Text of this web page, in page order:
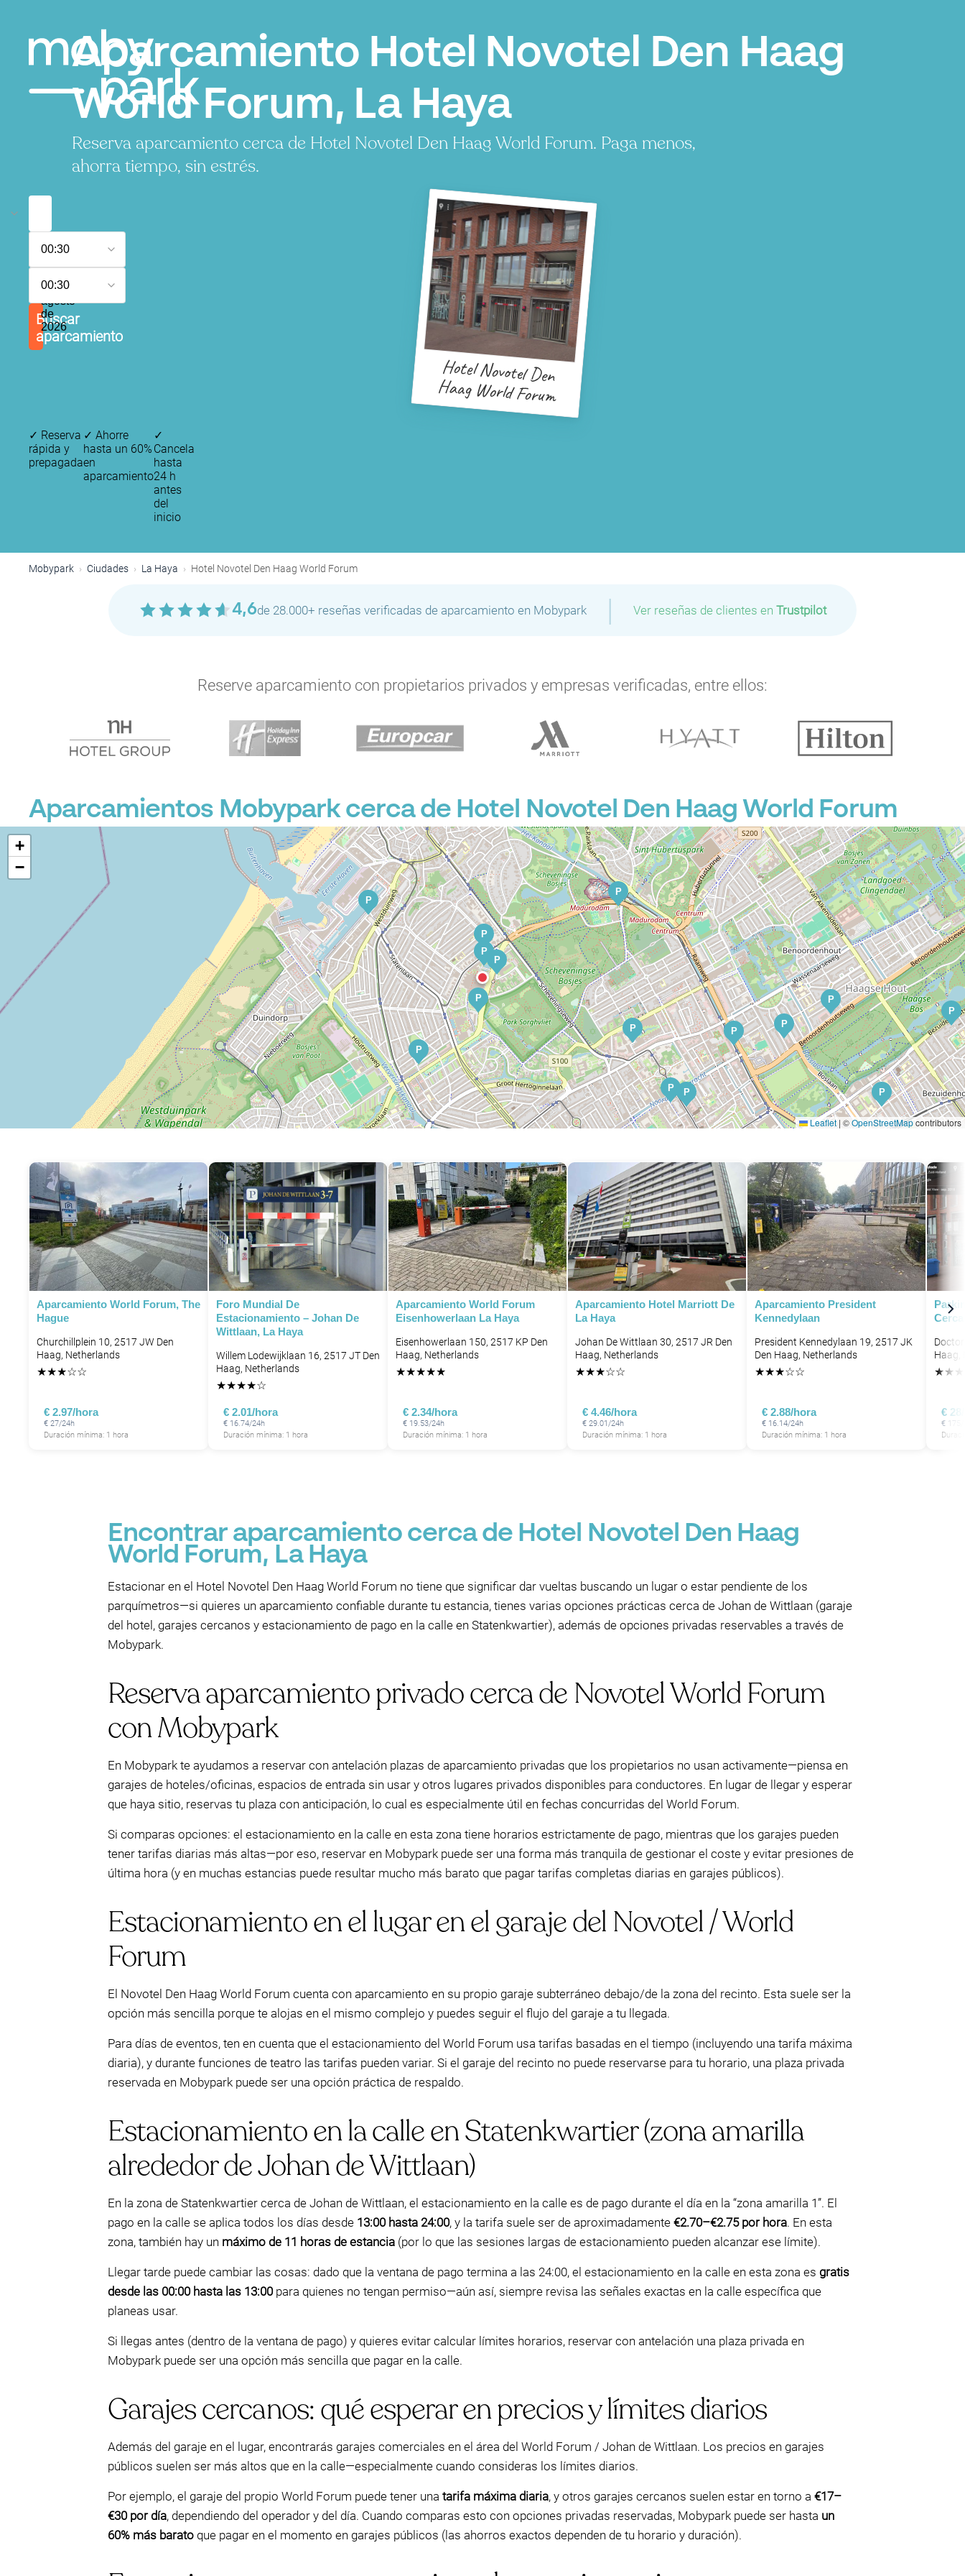
Aparcamiento Hotel Novotel Den Haag
World Forum, La Haya
Reserva aparcamiento cerca de Hotel Novotel Den Haag World Forum. Paga menos,
ahorra tiempo, sin estrés.
de
agosto
de
2026
00:30
de
agosto
de
2026
00:30
Buscar
aparcamiento
Hotel Novotel Den
Haag World Forum
✓ Reserva
rápida y
prepagada
✓ Ahorre
hasta un 60%
en
aparcamiento
✓
Cancela
hasta
24 h
antes
del
inicio
Mobypark Ciudades La Haya Hotel Novotel Den Haag World Forum
4,6de 28.000+ reseñas verificadas de aparcamiento en Mobypark | Ver reseñas de clientes en Trustpilot
Reserve aparcamiento con propietarios privados y empresas verificadas, entre ellos:
Aparcamientos Mobypark cerca de Hotel Novotel Den Haag World Forum
P
P
P
P
P
P
P
P
P
P P
P P
P
P
P
P
P
P
P
P
P
P
P
P
P
P
P
P
P
P
P
P
+
−
Leaflet | ©OpenStreetMapcontributors
Aparcamiento World Forum, The
Hague
Churchillplein 10, 2517 JW Den
Haag, Netherlands
★★★☆☆
€ 2.97/hora
€ 27/24h
Duración mínima: 1 hora
Foro Mundial De
Estacionamiento – Johan De
Wittlaan, La Haya
Willem Lodewijklaan 16, 2517 JT Den
Haag, Netherlands
★★★★☆
€ 2.01/hora
€ 16.74/24h
Duración mínima: 1 hora
Aparcamiento World Forum
Eisenhowerlaan La Haya
Eisenhowerlaan 150, 2517 KP Den
Haag, Netherlands
★★★★★
€ 2.34/hora
€ 19.53/24h
Duración mínima: 1 hora
Aparcamiento Hotel Marriott De
La Haya
Johan De Wittlaan 30, 2517 JR Den
Haag, Netherlands
★★★☆☆
€ 4.46/hora
€ 29.01/24h
Duración mínima: 1 hora
Aparcamiento President
Kennedylaan
President Kennedylaan 19, 2517 JK
Den Haag, Netherlands
★★★☆☆
€ 2.88/hora
€ 16.14/24h
Duración mínima: 1 hora
Haag,
★★ ★
€
€ 175/
Encontrar aparcamiento cerca de Hotel Novotel Den Haag
World Forum, La Haya
Estacionar en el Hotel Novotel Den Haag World Forum no tiene que significar dar vueltas buscando un lugar o estar pendiente de los
parquímetros—si quieres un aparcamiento confiable durante tu estancia, tienes varias opciones prácticas cerca de Johan de Wittlaan (garaje
del hotel, garajes cercanos y estacionamiento de pago en la calle en Statenkwartier), además de opciones privadas reservables a través de
Mobypark.
Reserva aparcamiento privado cerca de Novotel World Forum
con Mobypark
En Mobypark te ayudamos a reservar con antelación plazas de aparcamiento privadas que los propietarios no usan activamente—piensa en
garajes de hoteles/oficinas, espacios de entrada sin usar y otros lugares privados disponibles para conductores. En lugar de llegar y esperar
que haya sitio, reservas tu plaza con anticipación, lo cual es especialmente útil en fechas concurridas del World Forum.
Si comparas opciones: el estacionamiento en la calle en esta zona tiene horarios estrictamente de pago, mientras que los garajes pueden
tener tarifas diarias más altas—por eso, reservar en Mobypark puede ser una forma más tranquila de gestionar el coste y evitar presiones de
última hora (y en muchas estancias puede resultar mucho más barato que pagar tarifas completas diarias en garajes públicos).
Estacionamiento en el lugar en el garaje del Novotel / World
Forum
El Novotel Den Haag World Forum cuenta con aparcamiento en su propio garaje subterráneo debajo/de la zona del recinto. Esta suele ser la
opción más sencilla porque te alojas en el mismo complejo y puedes seguir el flujo del garaje a tu llegada.
Para días de eventos, ten en cuenta que el estacionamiento del World Forum usa tarifas basadas en el tiempo (incluyendo una tarifa máxima
diaria), y durante funciones de teatro las tarifas pueden variar. Si el garaje del recinto no puede reservarse para tu horario, una plaza privada
reservada en Mobypark puede ser una opción práctica de respaldo.
Estacionamiento en la calle en Statenkwartier (zona amarilla
alrededor de Johan de Wittlaan)
En la zona de Statenkwartier cerca de Johan de Wittlaan, el estacionamiento en la calle es de pago durante el día en la “zona amarilla 1”. El
pago en la calle se aplica todos los días desde 13:00 hasta 24:00, y la tarifa suele ser de aproximadamente €2.70–€2.75 por hora. En esta
zona, también hay un máximo de 11 horas de estancia (por lo que las sesiones largas de estacionamiento pueden alcanzar ese límite).
Llegar tarde puede cambiar las cosas: dado que la ventana de pago termina a las 24:00, el estacionamiento en la calle en esta zona es gratis
desde las 00:00 hasta las 13:00para quienes no tengan permiso—aún así, siempre revisa las señales exactas en la calle específica que
planeas usar.
Si llegas antes (dentro de la ventana de pago) y quieres evitar calcular límites horarios, reservar con antelación una plaza privada en
Mobypark puede ser una opción más sencilla que pagar en la calle.
Garajes cercanos: qué esperar en precios y límites diarios
Además del garaje en el lugar, encontrarás garajes comerciales en el área del World Forum / Johan de Wittlaan. Los precios en garajes
públicos suelen ser más altos que en la calle—especialmente cuando consideras los límites diarios.
Por ejemplo, el garaje del propio World Forum puede tener una tarifa máxima diaria, y otros garajes cercanos suelen estar en torno a €17–
€30 por día, dependiendo del operador y del día. Cuando comparas esto con opciones privadas reservadas, Mobypark puede ser hasta un
60% más barato que pagar en el momento en garajes públicos (las ahorros exactos dependen de tu horario y duración).